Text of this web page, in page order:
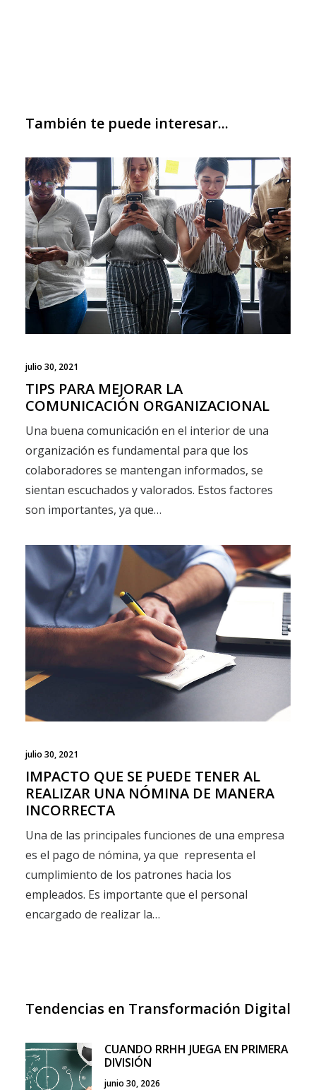
También te puede interesar...
julio 30, 2021
TIPS PARA MEJORAR LA
COMUNICACIÓN ORGANIZACIONAL
Una buena comunicación en el interior de una
organización es fundamental para que los
colaboradores se mantengan informados, se
sientan escuchados y valorados. Estos factores
son importantes, ya que…
julio 30, 2021
IMPACTO QUE SE PUEDE TENER AL
REALIZAR UNA NÓMINA DE MANERA
INCORRECTA
Una de las principales funciones de una empresa
es el pago de nómina, ya que representa el
cumplimiento de los patrones hacia los
empleados. Es importante que el personal
encargado de realizar la…
Tendencias en Transformación Digital
CUANDO RRHH JUEGA EN PRIMERA
DIVISIÓN
junio 30, 2026